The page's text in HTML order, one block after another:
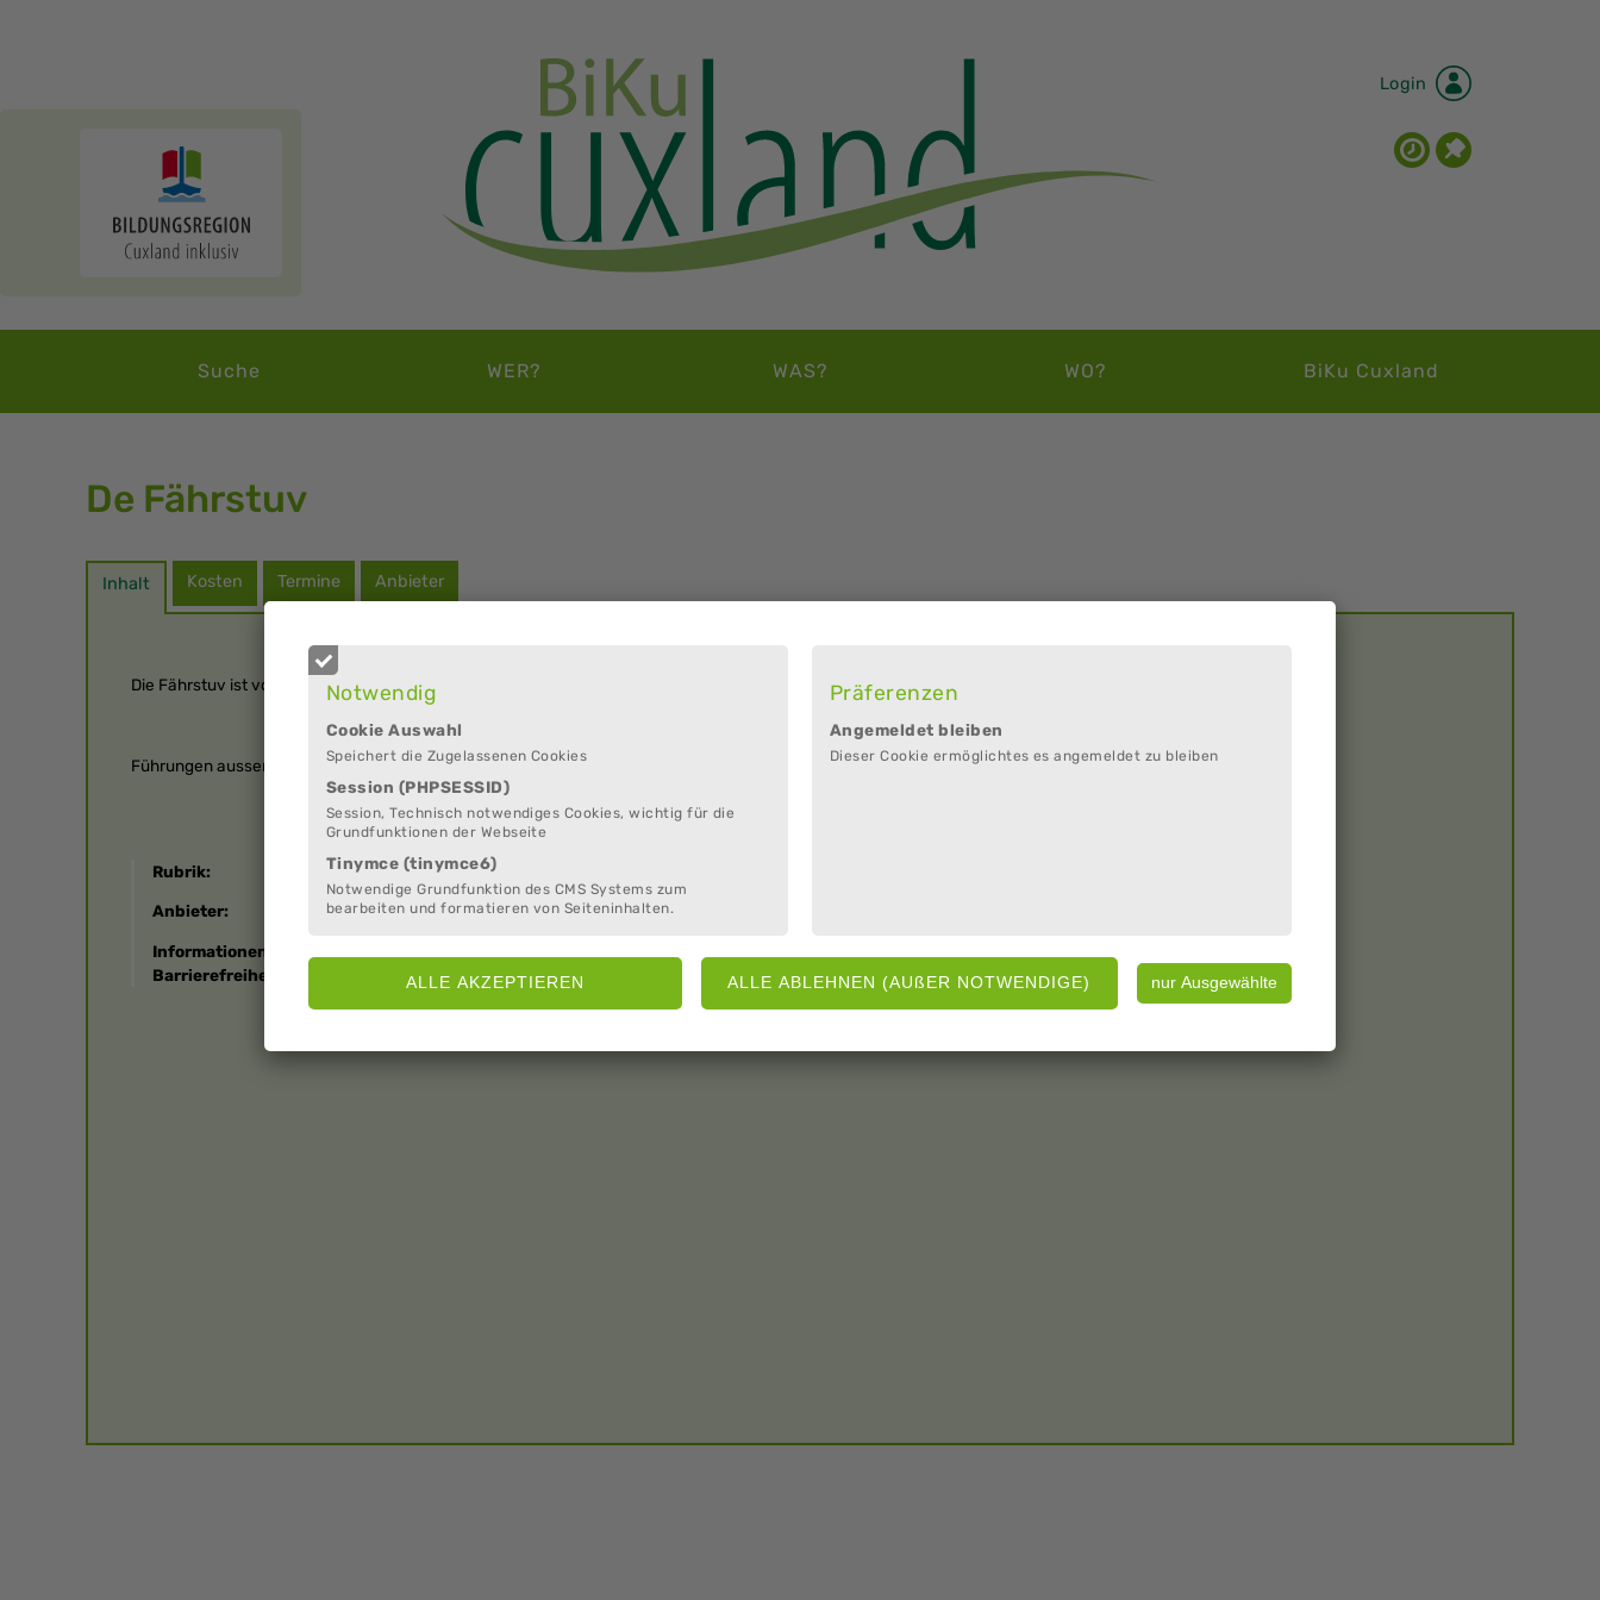
Notwendig
Cookie Auswahl
Speichert die Zugelassenen Cookies
Session (PHPSESSID)
Session, Technisch notwendiges Cookies, wichtig für die
Grundfunktionen der Webseite
Tinymce (tinymce6)
Notwendige Grundfunktion des CMS Systems zum
bearbeiten und formatieren von Seiteninhalten.
Präferenzen
Angemeldet bleiben
Dieser Cookie ermöglichtes es angemeldet zu bleiben
Suche WER? WAS? WO? BiKu Cuxland
Login
De Fährstuv
Inhalt Kosten Termine Anbieter
Die Fährstuv ist von April bis Oktober, samstags und sonntags von 11 bis 15 Uhr geöffnet.
Führungen ausserhalt ber Öffnungszeiten auf Anfrage.
Rubrik: Museen
Anbieter: Schwebefähre Osten-Hemmoor
Informationen zur
Barrierefreiheit:
Barrierefrei und mit taktilem Leitsystem ausgestattet.